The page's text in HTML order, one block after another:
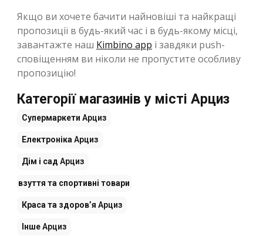
Якщо ви хочете бачити найновіші та найкращі
пропозиції в будь-який час і в будь-якому місці,
завантажте наш Kimbino app і завдяки push-
сповіщенням ви ніколи не пропустите особливу
пропозицію!
Категорії магазинів у місті Арциз
Супермаркети Арциз
Електроніка Арциз
Дім і сад Арциз
взуття та спортивні товари
Краса та здоров’я Арциз
ІншеАрциз